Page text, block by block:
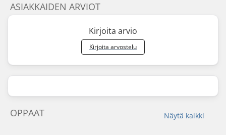
ASIAKKAIDEN ARVIOT
Kirjoita arvio
Kirjoita arvostelu
Näytä kaikki
OPPAAT